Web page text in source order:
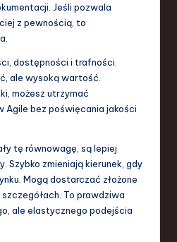
Jeśli pozwala
z pewnością, to
dostępności i trafności.
ale wysoką wartość.
możesz utrzymać
Agile bez poświęcania jakości
tę równowagę, są lepiej
Szybko zmieniają kierunek, gdy
Mogą dostarczać złożone
To prawdziwa
ale elastycznego podejścia